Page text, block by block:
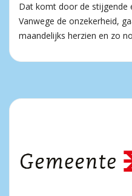
Dat komt door de stijgende
Vanwege de onzekerheid,
maandelijks herzien en zo